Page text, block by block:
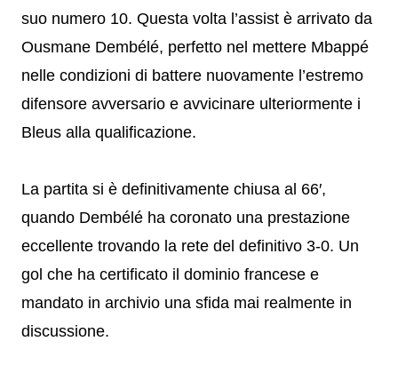
suo numero 10. Questa volta l’assist è arrivato da
Ousmane Dembélé, perfetto nel mettere Mbappé
nelle condizioni di battere nuovamente l’estremo
difensore avversario e avvicinare ulteriormente i
Bleus alla qualificazione.
La partita si è definitivamente chiusa al 66′,
quando Dembélé ha coronato una prestazione
eccellente trovando la rete del definitivo 3-0. Un
gol che ha certificato il dominio francese e
mandato in archivio una sfida mai realmente in
discussione.